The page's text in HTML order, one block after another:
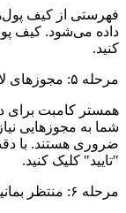
داده می‌شود. کیف
کنید.
مرحله ۵: مجوزهای لازم را به همستر کامبت بدهید.
همستر کامبت برای
شما به مجوزهایی
ضروری هستند. با
"تایید" کلیک کنید.
مرحله ۶: منتظر بمانید تا اتصال برقرار شود.